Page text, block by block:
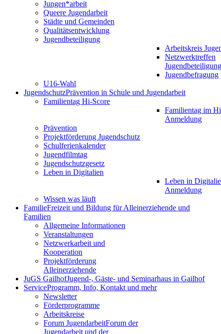
Jungen*arbeit
Queere Jugendarbeit
Städte und Gemeinden
Qualitätsentwicklung
Jugendbeteiligung
Arbeitskreis
Netzwerktreffen
Jugendbeteiligung
Jugendbefragung
U16-Wahl
JugendschutzPrävention in Schule und Jugendarbeit
Familientag Hi-Score
Familientag im
Anmeldung
Prävention
Projektförderung Jugendschutz
Schulferienkalender
Jugendfilmtag
Jugendschutzgesetz
Leben in Digitalien
Leben in
Anmeldung
Wissen was läuft
FamilieFreizeit und Bildung für Alleinerziehende und
Familien
Allgemeine Informationen
Veranstaltungen
Netzwerkarbeit und
Kooperation
Projektförderung
Alleinerziehende
JuGS GailhofJugend-, Gäste- und Seminarhaus in Gailhof
ServiceProgramm, Info, Kontakt und mehr
Newsletter
Förderprogramme
Arbeitskreise
Forum JugendarbeitForum der
Jugendarbeit und der